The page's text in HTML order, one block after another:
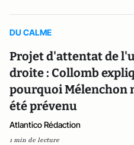
DU CALME
Projet d'attentat de
droite : Collomb
pourquoi Mélenchon
été prévenu
Atlantico Rédaction
1 min de lecture